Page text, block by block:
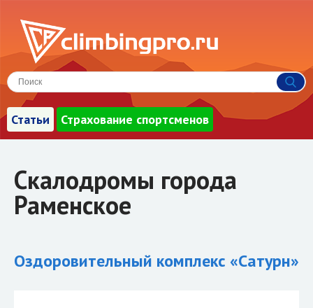
Статьи Страхование спортсменов
Скалодромы города
Раменское
Оздоровительный комплекс «Сатурн»